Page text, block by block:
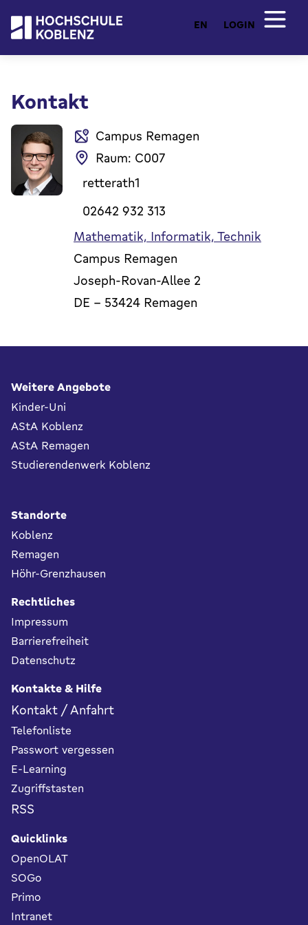
EN LOGIN
Kontakt
Campus Remagen
Raum: C007
retterath1
02642 932 313
Mathematik, Informatik, Technik
Campus Remagen
Joseph-Rovan-Allee 2
DE - 53424 Remagen
Fußbereich
Weitere Angebote
Kinder-Uni
AStA Koblenz
AStA Remagen
Studierendenwerk Koblenz
Standorte
Koblenz
Remagen
Höhr-Grenzhausen
Rechtliches
Impressum
Barrierefreiheit
Datenschutz
Kontakte & Hilfe
Kontakt / Anfahrt
Telefonliste
Passwort vergessen
E-Learning
Zugriffstasten
RSS
Quicklinks
OpenOLAT
SOGo
Primo
Intranet